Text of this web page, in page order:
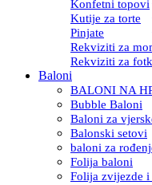
Konfetni topovi
Kutije za torte
Pinjate
Rekviziti za
Rekviziti za
Baloni
BALONI NA
Bubble Baloni
Baloni za
Balonski setovi
baloni za
Folija baloni
Folija zvijezde i